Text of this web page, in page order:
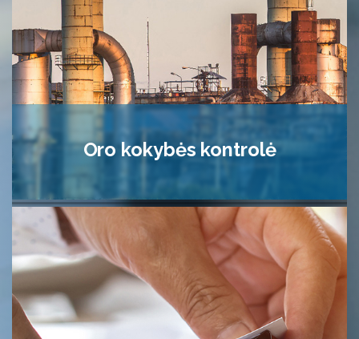
Oro kokybės kontrolė